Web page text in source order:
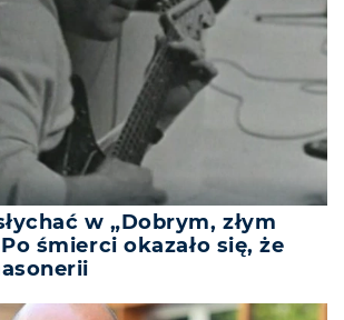
w „Dobrym, złym
śmierci okazało się, że